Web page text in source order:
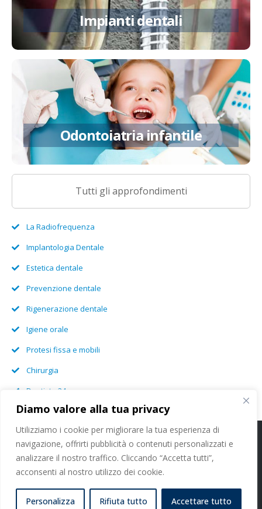
Diamo valore alla tua privacy
Utilizziamo i cookie per migliorare la tua esperienza di
navigazione, offrirti pubblicità o contenuti personalizzati e
analizzare il nostro traffico. Cliccando “Accetta tutti”,
acconsenti al nostro utilizzo dei cookie.
Personalizza Rifiuta tutto Accettare tutto
Impianti dentali
Approfondisci
Odontoiatria infantile
Odontoiatria infantile
Approfondisci
Tutti gli approfondimenti
La Radiofrequenza
Implantologia Dentale
Estetica dentale
Prevenzione dentale
Rigenerazione dentale
Igiene orale
Protesi fissa e mobili
Chirurgia
Dentista 24 ore
Cookie Policy - Privacy Policy
Studi Dentistici Dott. Nicola Paoleschi Srl - P. IVA 11413100964 - C.F.
06374460480